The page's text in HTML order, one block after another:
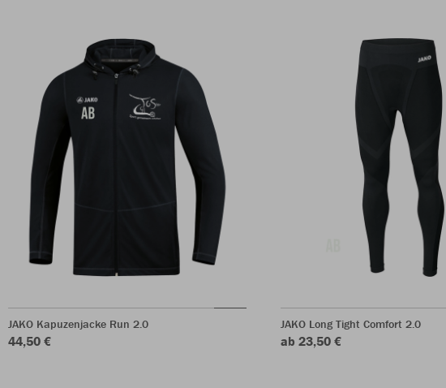
JAKO Kapuzenjacke Run 2.0
44,50 €
JAKO Long Tight Comfort 2.0
ab 23,50 €